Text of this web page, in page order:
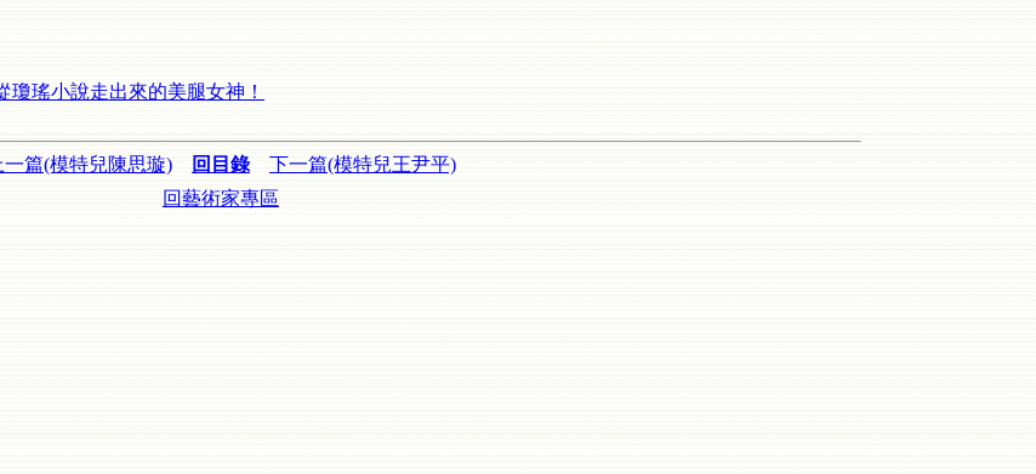
瑤小說走出來的美腿女神！
一篇(模特兒陳思璇) 回目錄
下一篇(模特兒王尹平)
回藝術家專區